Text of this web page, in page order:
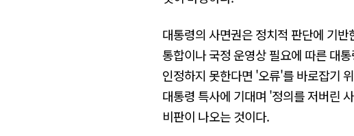
대통령의 사면권은 정치적 판단에 기
통합이나 국정 운영상 필요에 따른 대
인정하지 못한다면 '오류'를 바로잡기
대통령 특사에 기대며 '정의를 저버린
비판이 나오는 것이다.